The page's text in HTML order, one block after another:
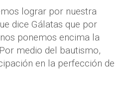
lograr por nuestra
dice Gálatas que por
ponemos encima la
medio del bautismo,
en la perfección de